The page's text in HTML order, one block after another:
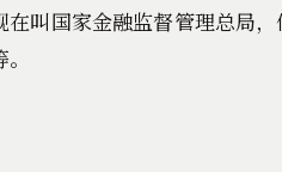
叫国家金融监督管理总局